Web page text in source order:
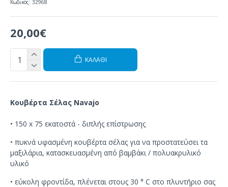
20,00€
Κωδικός: 32968
ΚΑΛΆΘΙ
Κουβέρτα Σέλας Navajo
• 150 x 75 εκατοστά - διπλής επίστρωσης
• πυκνά υφασμένη κουβέρτα σέλας για να προστατεύσει τα
μαξιλάρια, κατασκευασμένη από βαμβάκι / πολυακρυλικό
υλικό
• εύκολη φροντίδα, πλένεταιστους 30 ° C στο πλυντήριο σας